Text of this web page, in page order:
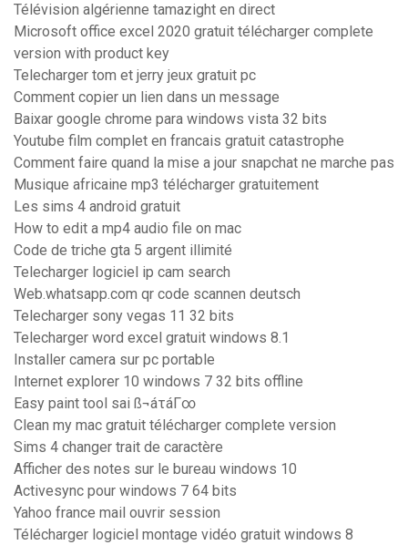
Télévision algérienne tamazight en direct
Microsoft office excel 2020 gratuit télécharger complete
version with product key
Telecharger tom et jerry jeux gratuit pc
Comment copier un lien dans un message
Baixar google chrome para windows vista 32 bits
Youtube film complet en francais gratuit catastrophe
Comment faire quand la mise a jour snapchat ne marche pas
Musique africaine mp3 télécharger gratuitement
Les sims 4 android gratuit
How to edit a mp4 audio file on mac
Code de triche gta 5 argent illimité
Telecharger logiciel ip cam search
Web.whatsapp.com qr code scannen deutsch
Telecharger sony vegas 11 32 bits
Telecharger word excel gratuit windows 8.1
Installer camera sur pc portable
Internet explorer 10 windows 7 32 bits offline
Easy paint tool sai ß¬áτáΓ∞
Clean my mac gratuit télécharger complete version
Sims 4 changer trait de caractère
Afficher des notes sur le bureau windows 10
Activesync pour windows 7 64 bits
Yahoo france mail ouvrir session
Télécharger logiciel montage vidéo gratuit windows 8